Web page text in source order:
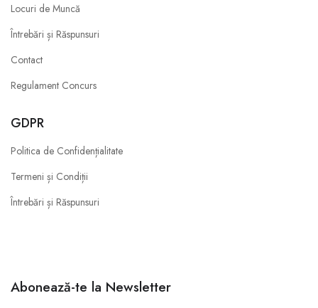
Locuri de Muncă
Întrebări și Răspunsuri
Contact
Regulament Concurs
GDPR
Politica de Confidențialitate
Termeni și Condiții
Întrebări și Răspunsuri
Abonează-te la Newsletter